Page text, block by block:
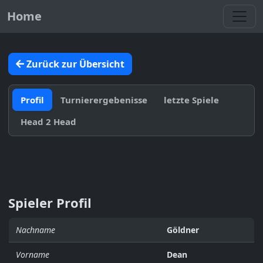
Home
Zurück zur Übersicht
Profil Turnierergebenisse
letzte Spiele
Head 2 Head
Spieler Profil
Nachname Göldner
Vorname Dean